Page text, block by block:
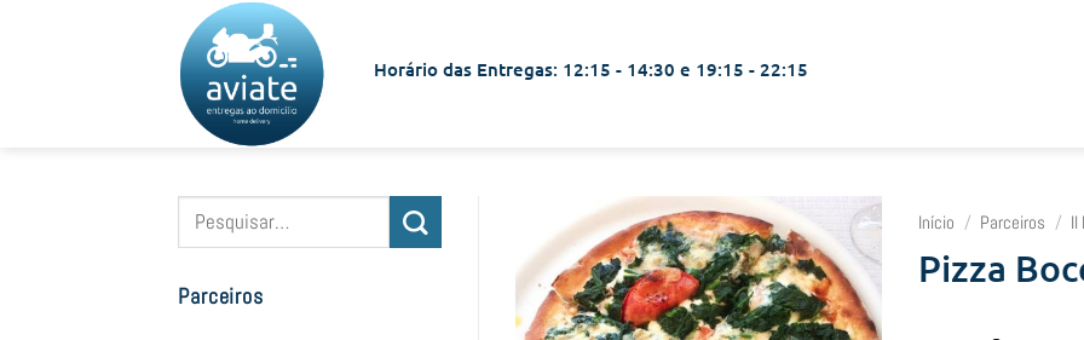
Horário das Entregas: 12:15 - 14:30 e 19:15 - 22:15
Pesquisar
Parceiros
Início / Parceiros / Il
Pizza